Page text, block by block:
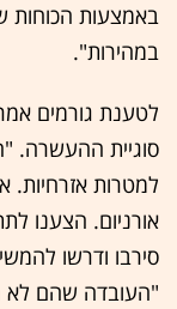
באמצעות הכוחות
במהירות".
לטענת גורמים
סוגיית ההעשרה.
למטרות
אורניום. הצענו
סירבו ודרשו
"העובדה שהם לא